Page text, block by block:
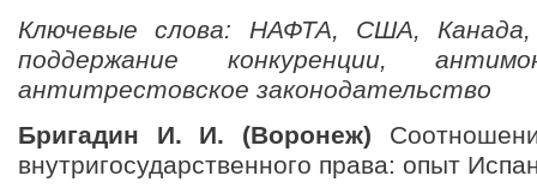
Ключевые слова: НАФТА, США,
поддержание конкуренции,
антитрестовское законодательство
Бригадин И. И. (Воронеж)
внутригосударственного права: опыт